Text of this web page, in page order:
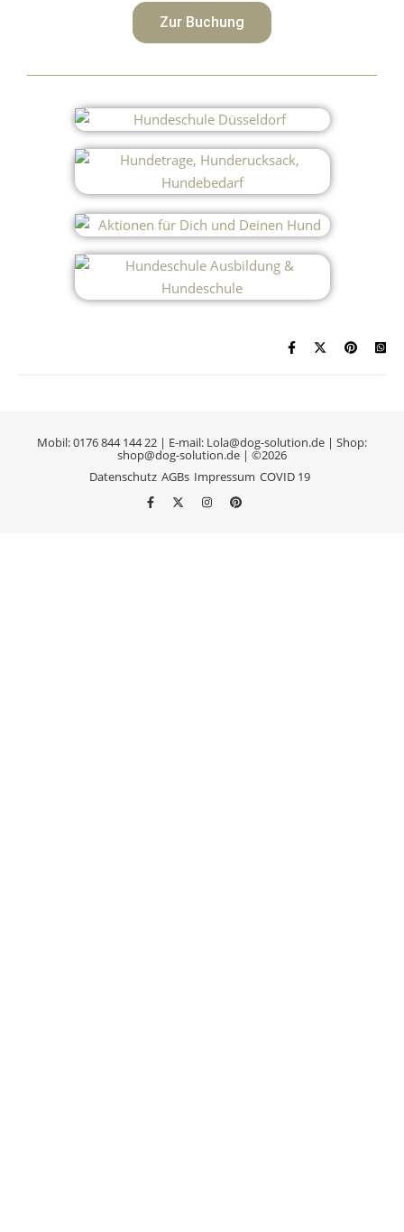
Zur Buchung
Mobil: 0176 844 144 22 | E-mail: Lola@dog-solution.de | Shop:
shop@dog-solution.de | ©2026
Datenschutz AGBs Impressum COVID 19